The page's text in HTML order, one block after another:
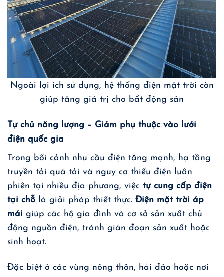
Ngoài lợi ích sử dụng, hệ thống điện mặt trời còn
giúp tăng giá trị cho bất động sản
Tự chủ năng lượng – Giảm phụ thuộc vào lưới
điện quốc gia
Trong bối cảnh nhu cầu điện tăng mạnh, hạ tầng
truyền tải quá tải và nguy cơ thiếu điện luân
phiên tại nhiều địa phương, việc tự cung cấp điện
tại chỗ là giải pháp thiết thực. Điện mặt trời áp
mái giúp các hộ gia đình và cơ sở sản xuất chủ
động nguồn điện, tránh gián đoạn sản xuất hoặc
sinh hoạt.
Đặc biệt ở các vùng nông thôn, hải đảo hoặc nơi